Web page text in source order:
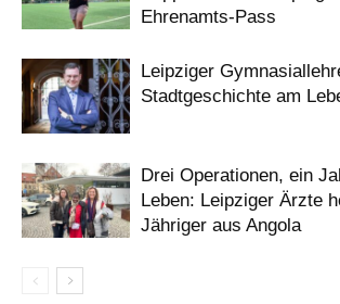
Ehrenamts-Pass
Leipziger
Stadtgeschichte am
Drei Operationen, ein
Leben: Leipziger Ärzte
Jähriger aus Angola